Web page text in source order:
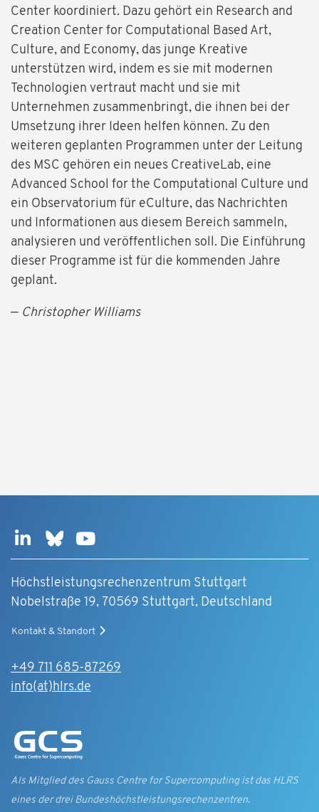
Center koordiniert. Dazu gehört ein Research and
Creation Center for Computational Based Art,
Culture, and Economy, das junge Kreative
unterstützen wird, indem es sie mit modernen
Technologien vertraut macht und sie mit
Unternehmen zusammenbringt, die ihnen bei der
Umsetzung ihrer Ideen helfen können. Zu den
weiteren geplanten Programmen unter der Leitung
des MSC gehören ein neues CreativeLab, eine
Advanced School for the Computational Culture und
ein Observatorium für eCulture, das Nachrichten
und Informationen aus diesem Bereich sammeln,
analysieren und veröffentlichen soll. Die Einführung
dieser Programme ist für die kommenden Jahre
geplant.
— Christopher Williams
Höchstleistungsrechenzentrum Stuttgart
Nobelstraße 19, 70569 Stuttgart, Deutschland
Kontakt & Standort
+49 711 685-87269
info(at)hlrs.de
Als Mitglied des Gauss Centre for Supercomputing ist das HLRS
eines der drei Bundes­höchst­leistungs­rechen­zentren.